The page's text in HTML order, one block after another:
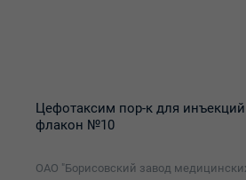
Цефотаксим пор-к для
флакон №10
ОАО "Борисовский завод